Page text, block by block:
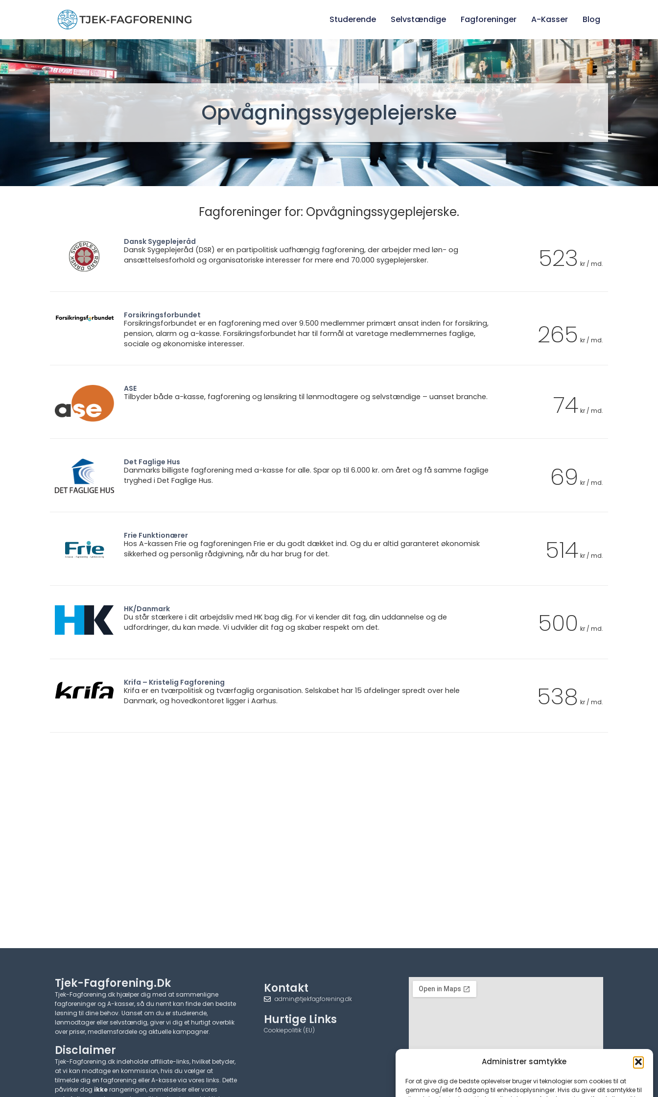
Administrer samtykke
For at give dig de bedste oplevelser bruger vi teknologier som cookies til at
gemme og/eller få adgang til enhedsoplysninger. Hvis du giver dit samtykke til
Studerende Selvstændige Fagforeninger A-Kasser Blog
Opvågningssygeplejerske
Fagforeninger for: Opvågningssygeplejerske.
Dansk Sygeplejeråd
Dansk Sygeplejeråd (DSR) er en partipolitisk uafhængig fagforening, der arbejder med løn- og
ansættelsesforhold og organisatoriske interesser for mere end 70.000 sygeplejersker.
523 kr / md.
Forsikringsforbundet
Forsikringsforbundet er en fagforening med over 9.500 medlemmer primært ansat inden for forsikring,
pension, alarm og a-kasse. Forsikringsforbundet har til formål at varetage medlemmernes faglige,
sociale og økonomiske interesser.
265 kr / md.
ASE
Tilbyder både a-kasse, fagforening og lønsikring til lønmodtagere og selvstændige – uanset branche.
74 kr / md.
Det Faglige Hus
Danmarks billigste fagforening med a-kasse for alle. Spar op til 6.000 kr. om året og få samme faglige
tryghed i Det Faglige Hus.
69 kr / md.
Frie Funktionærer
Hos A-kassen Frie og fagforeningen Frie er du godt dækket ind. Og du er altid garanteret økonomisk
sikkerhed og personlig rådgivning, når du har brug for det.
514 kr / md.
HK/Danmark
Du står stærkere i dit arbejdsliv med HK bag dig. For vi kender dit fag, din uddannelse og de
udfordringer, du kan møde. Vi udvikler dit fag og skaber respekt om det.
500 kr / md.
Krifa – Kristelig Fagforening
Krifa er en tværpolitisk og tværfaglig organisation. Selskabet har 15 afdelinger spredt over hele
Danmark, og hovedkontoret ligger i Aarhus.
538 kr / md.
Tjek-Fagforening.dk
Tjek-Fagforening.dk hjælper dig med at sammenligne
fagforeninger og A-kasser, så du nemt kan finde den bedste
løsning til dine behov. Uanset om du er studerende,
lønmodtager eller selvstændig, giver vi dig et hurtigt overblik
over priser, medlemsfordele og aktuelle kampagner.​
Disclaimer
Tjek-Fagforening.dk indeholder affiliate-links, hvilket betyder,
at vi kan modtage en kommission, hvis du vælger at
tilmelde dig en fagforening eller A-kasse via vores links. Dette
påvirker dog ikkerangeringen, anmeldelser eller vores
Kontakt
admin@tjekfagforening.dk
Hurtige Links
Cookiepolitik (EU)